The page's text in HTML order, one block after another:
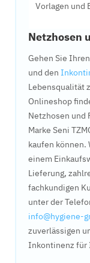
Vorlagen und
Netzhosen
Gehen Sie
und den
Lebensqualität
Onlineshop
Netzhosen und
Marke Seni
kaufen können.
einem
Lieferung,
fachkundigen
unter der
info@hygiene-
zuverlässigen
Inkontinenz für